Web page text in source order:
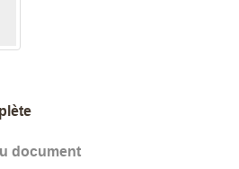
document